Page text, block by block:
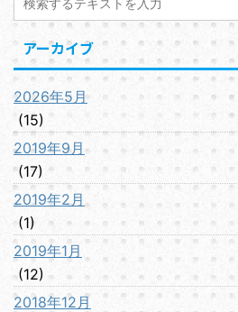
アーカイブ
2026年5月
(15)
2019年9月
(17)
2019年2月
(1)
2019年1月
(12)
2018年12月